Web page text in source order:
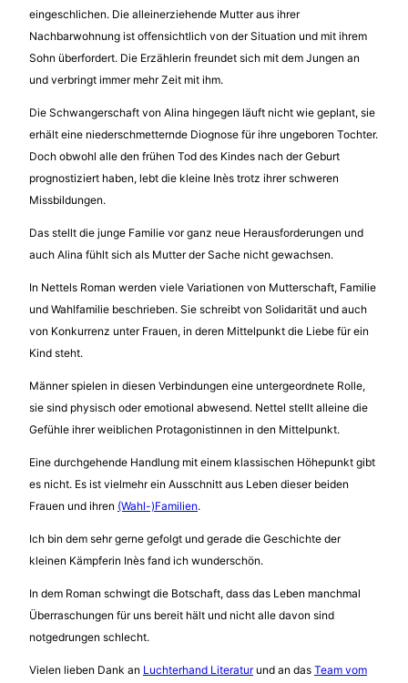
eingeschlichen. Die alleinerziehende Mutter aus ihrer
Nachbarwohnung ist offensichtlich von der Situation und mit ihrem
Sohn überfordert. Die Erzählerin freundet sich mit dem Jungen an
und verbringt immer mehr Zeit mit ihm.
Die Schwangerschaft von Alina hingegen läuft nicht wie geplant, sie
erhält eine niederschmetternde Diognose für ihre ungeboren Tochter.
Doch obwohl alle den frühen Tod des Kindes nach der Geburt
prognostiziert haben, lebt die kleine Inès trotz ihrer schweren
Missbildungen.
Das stellt die junge Familie vor ganz neue Herausforderungen und
auch Alina fühlt sich als Mutter der Sache nicht gewachsen.
In Nettels Roman werden viele Variationen von Mutterschaft, Familie
und Wahlfamilie beschrieben. Sie schreibt von Solidarität und auch
von Konkurrenz unter Frauen, in deren Mittelpunkt die Liebe für ein
Kind steht.
Männer spielen in diesen Verbindungen eine untergeordnete Rolle,
sie sind physisch oder emotional abwesend. Nettel stellt alleine die
Gefühle ihrer weiblichen Protagonistinnen in den Mittelpunkt.
Eine durchgehende Handlung mit einem klassischen Höhepunkt gibt
es nicht. Es ist vielmehr ein Ausschnitt aus Leben dieser beiden
Frauen und ihren (Wahl-)Familien.
Ich bin dem sehr gerne gefolgt und gerade die Geschichte der
kleinen Kämpferin Inès fand ich wunderschön.
In dem Roman schwingt die Botschaft, dass das Leben manchmal
Überraschungen für uns bereit hält und nicht alle davon sind
notgedrungen schlecht.
Vielen lieben Dank an Luchterhand Literaturund an das Team vom